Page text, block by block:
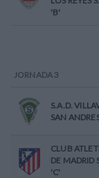
'B'
JORNADA 3
S.A.D.
SAN
CLUB
DE MADRID
'C'